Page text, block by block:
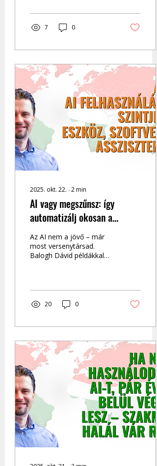
ritmusát.
7 0
2025. okt. 22. ∙2min
AI vagy megszűnsz: így
automatizálj okosan a
cégedben (konkrét
példákkal)
Az AI nem a jövő – már
most versenytársad.
Balogh Dávid példákkal
asszisztensekkel.
20 0